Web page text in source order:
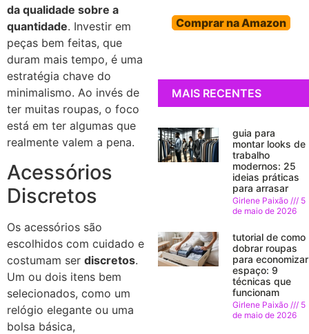
da qualidade sobre a
quantidade. Investir em
peças bem feitas, que
duram mais tempo, é uma
estratégia chave do
minimalismo. Ao invés de
ter muitas roupas, o foco
está em ter algumas que
realmente valem a pena.
Acessórios
Discretos
Os acessórios são
escolhidos com cuidado e
costumam ser discretos.
Um ou dois itens bem
selecionados, como um
relógio elegante ou uma
bolsa básica,
Comprar na Amazon
MAIS RECENTES
guia para
montar looks de
trabalho
modernos: 25
ideias práticas
para arrasar
Girlene Paixão
5
de maio de 2026
tutorial de como
dobrar roupas
para economizar
espaço: 9
técnicas que
funcionam
Girlene Paixão
5
de maio de 2026